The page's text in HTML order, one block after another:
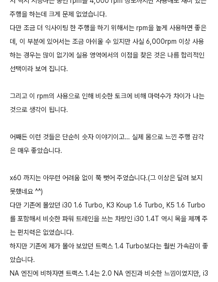
주행을 하는데 크게 문제 없었습니다.
다만 조금 더 익사이팅 한 주행을 하기 위해서는 rpm을 높게 사용하면 좋은
데, 이 부분에 있어서는 조금 아쉬울 수 있지만 사실 6,000rpm 이상 사용
하는 경우는 많이 없기에 실용 영역에서의 이점을 찾은 것은 나름 합리적인
선택이라 보여 집니다.
그리고 이 rpm의 사용으로 인해 비슷한 토크에 비해 마력수가 차이가 나는
것으로 생각이 됩니다.
어째든 이런 것들은 단순히 숫자 이야기이고… 실제 몸으로 느낀 주행 감각
은 매우 좋았습니다.
x60 까지는 아무런 어려움 없이 쭉 뻣어 주었습니다.(그 이상은 달려 보지
못했네요 ^^)
다만 기존에 몰았던 i30 1.6 Turbo, K3 Koup 1.6 Turbo, K5 1.6 Turbo
를 포함해서 비슷한 파워 트레인을 쓰는 차량인 i30 1.4T 역시 목을 제껴 주
는 펀치력은 없었습니다.
하지만 기존에 제가 몰아 보았던 트랙스 1.4 Turbo보다는 훨씬 가속감이 좋
았습니다.
NA 엔진에 비하자면 트랙스 1.4는 2.0 NA 엔진과 비슷한 느낌이였지만, i3